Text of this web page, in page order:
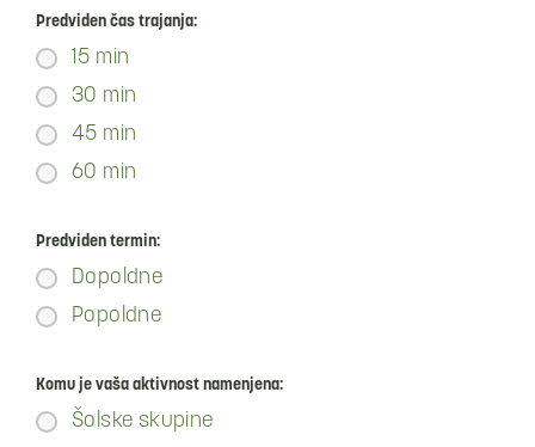
Predviden čas trajanja:
15 min
30 min
45 min
60 min
Predviden termin:
Dopoldne
Popoldne
Komu je vaša aktivnost namenjena:
Šolske skupine